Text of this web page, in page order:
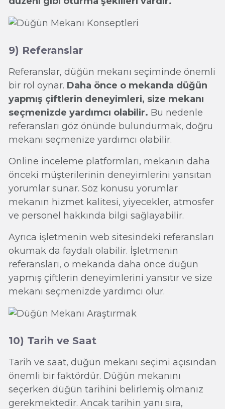
9) Referanslar
Referanslar, düğün mekanı seçiminde önemli
bir rol oynar. Daha önce o mekanda düğün
yapmış çiftlerin deneyimleri, size mekanı
seçmenizde yardımcı olabilir. Bu nedenle
referansları göz önünde bulundurmak, doğru
mekanı seçmenize yardımcı olabilir.
Online inceleme platformları, mekanın daha
önceki müşterilerinin deneyimlerini yansıtan
yorumlar sunar. Söz konusu yorumlar
mekanın hizmet kalitesi, yiyecekler, atmosfer
ve personel hakkında bilgi sağlayabilir.
Ayrıca işletmenin web sitesindeki referansları
okumak da faydalı olabilir. İşletmenin
referansları, o mekanda daha önce düğün
yapmış çiftlerin deneyimlerini yansıtır ve size
mekanı seçmenizde yardımcı olur.
10) Tarih ve Saat
Tarih ve saat, düğün mekanı seçimi açısından
önemli bir faktördür. Düğün mekanını
seçerken düğün tarihini belirlemiş olmanız
gerekmektedir. Ancak tarihin yanı sıra,